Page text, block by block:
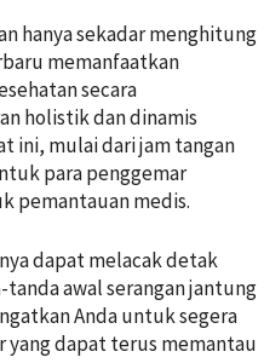
hanya sekadar menghitung
memanfaatkan
secara
holistik dan dinamis
ini, mulai dari jam tangan
para penggemar
pemantauan medis.
dapat melacak detak
awal serangan jantung
Anda untuk segera
yang dapat terus memantau